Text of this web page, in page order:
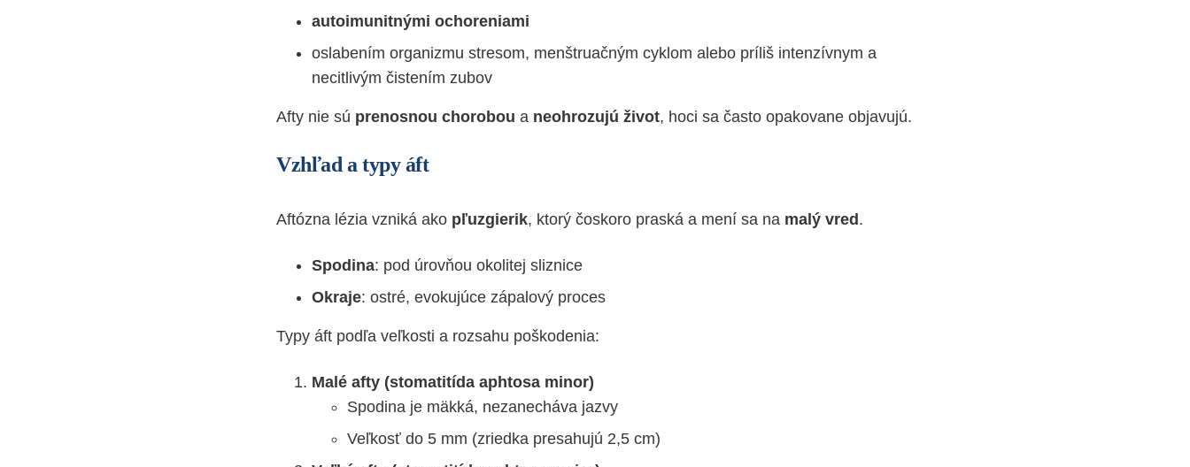
autoimunitnými ochoreniami
oslabením organizmu stresom, menštruačným cyklom alebo príliš intenzívnym a
necitlivým čistením zubov
Afty nie sú prenosnou chorobou a neohrozujú život, hoci sa často opakovane objavujú.
Vzhľad a typy áft
Aftózna lézia vzniká ako pľuzgierik, ktorý čoskoro praská a mení sa na malý vred .
Spodina: pod úrovňou okolitej sliznice
Okraje: ostré, evokujúce zápalový proces
Typy áft podľa veľkosti a rozsahu poškodenia:
Malé afty (stomatitída aphtosa minor)
Spodina je mäkká, nezanecháva jazvy
Veľkosť do 5 mm (zriedka presahujú 2,5 cm)